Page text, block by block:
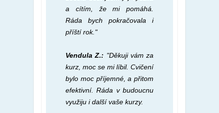
a cítím, že mi pomáhá.
Ráda bych pokračovala i
příští rok."
Vendula Z.: "Děkuji vám za
kurz, moc se mi líbil. Cvičení
bylo moc příjemné, a přitom
efektivní. Ráda v budoucnu
využiju i další vaše kurzy.